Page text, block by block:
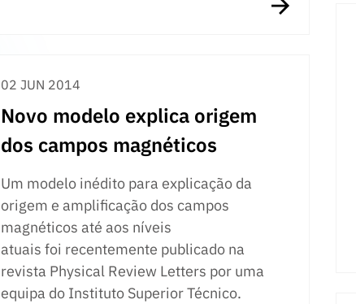
02 JUN 2014
Novo modelo explica origem
dos campos magnéticos
Um modelo inédito para explicação da
origem e amplificação dos campos
magnéticos até aos níveis
atuais foi recentemente publicado na
revista Physical Review Letters por uma
equipa do Instituto Superior Técnico.